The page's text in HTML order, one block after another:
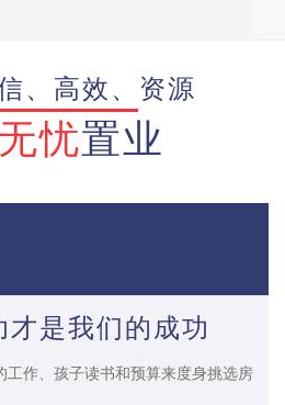
、高效、资源
无忧置业
才是我们的成功
工作、孩子读书和预算来度身挑选房